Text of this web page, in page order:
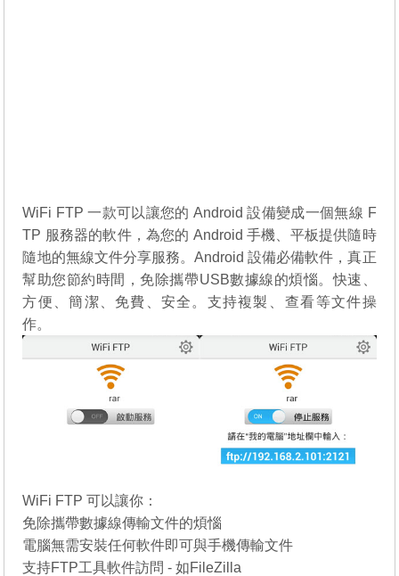
WiFi FTP 一款可以讓您的 Andr​​oid 設備變成一個無線 F
TP 服務器的軟件，為您的 Andr​​oid 手機、平板提供隨時
隨地的無線文件分享服務。Android 設備必備軟件，真正
幫助您節約時間，免除攜帶USB數據線的煩惱。快速、
方便、簡潔、免費、安全。支持複製、​​查看等文件操
作。
WiFi FTP 可以讓你：
免除攜帶數據線傳輸文件的煩惱
電腦無需安裝任何軟件即可與手機傳輸文件
支持FTP工具軟件訪問 - 如FileZilla